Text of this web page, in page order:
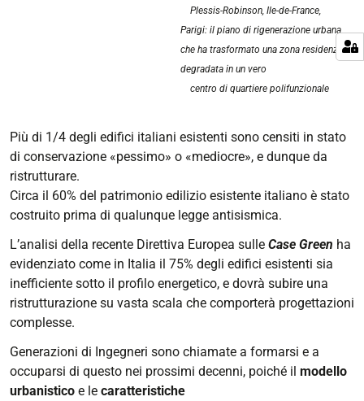
Plessis-Robinson, Ile-de-France,
Parigi: il piano di rigenerazione urbana
che ha trasformato una zona residenziale
degradata in un vero
centro di quartiere polifunzionale
Più di 1/4 degli edifici italiani esistenti sono censiti in stato
di conservazione «pessimo» o «mediocre», e dunque da
ristrutturare.
Circa il 60% del patrimonio edilizio esistente italiano è stato
costruito prima di qualunque legge antisismica.
L’analisi della recente Direttiva Europea sulle Case Green ha
evidenziato come in Italia il 75% degli edifici esistenti sia
inefficiente sotto il profilo energetico, e dovrà subire una
ristrutturazione su vasta scala che comporterà progettazioni
complesse.
Generazioni di Ingegneri sono chiamate a formarsi e a
occuparsi di questo nei prossimi decenni, poiché il modello
urbanistico e le caratteristiche